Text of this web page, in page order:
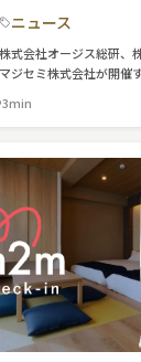
ニュース
式会社オージス総研、
ジセミ株式会社が開催
ています。
3min